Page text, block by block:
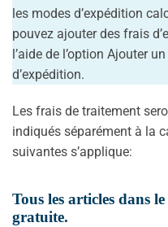
les modes d’expédition
pouvez ajouter des frais
l’aide de l’option Ajouter
d’expédition.
Les frais de traitement
indiqués séparément à la
suivantes s’applique:
Tous les articles dans
gratuite.